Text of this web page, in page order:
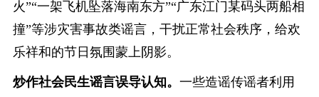
火”“一架飞机坠落海南东方”“广东江门某码头两船相
撞”等涉灾害事故类谣言，干扰正常社会秩序，给欢
乐祥和的节日氛围蒙上阴影。
炒作社会民生谣言误导认知。 一些造谣传谣者利用